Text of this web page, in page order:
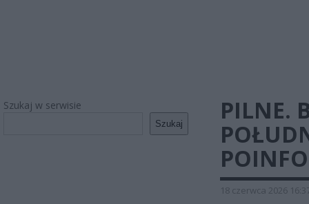
Szukaj w serwisie
Szukaj
PILNE.
18 czerwca 2026